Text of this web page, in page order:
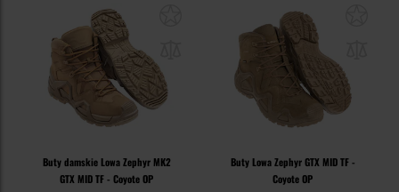
Buty damskie Lowa Zephyr MK2
GTX MID TF - Coyote OP
Buty Lowa Zephyr GTX MID TF -
Coyote OP